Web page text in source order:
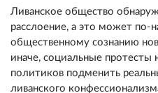
Ливанское общество
расслоение, а это может по-
общественному сознанию
иначе, социальные
политиков подменить
ливанского